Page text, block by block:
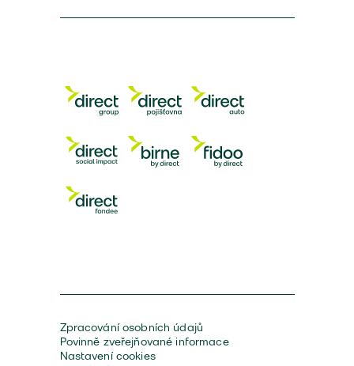
Zpracování osobních údajů
Povinně zveřejňované informace
Nastavení cookies